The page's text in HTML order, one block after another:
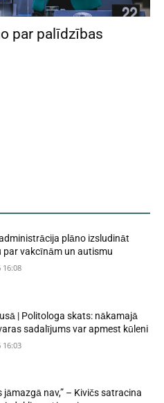
par palīdzības
plāno izsludināt
par vakcīnām un autismu
16:08
| Politologa skats: nākamajā
sadalījums var apmest kūleni
16:03
jāmazgā nav,” – Kivičs satracina